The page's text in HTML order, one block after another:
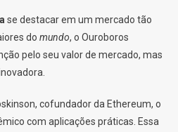
se destacar em um mercado tão
do mundo, o Ouroboros
pelo seu valor de mercado, mas
cofundador da Ethereum, o
com aplicações práticas. Essa